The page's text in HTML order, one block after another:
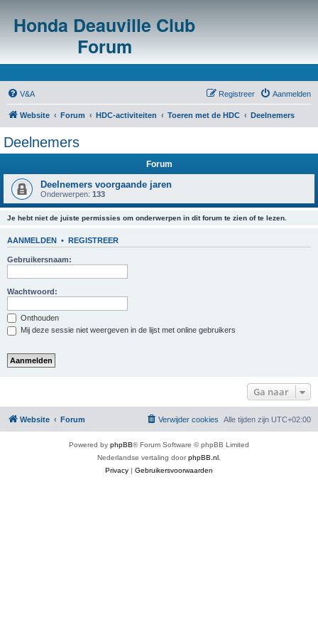
Honda Deauville Club
Forum
V&A Aanmelden
Registreer
Website Forum HDC-activiteiten Toeren met de HDC Deelnemers
Deelnemers
Forum
Deelnemers voorgaande jaren
Onderwerpen: 133
Je hebt niet de juiste permissies om onderwerpen in dit forum te zien of te lezen.
AANMELDEN • REGISTREER
Gebruikersnaam:
Wachtwoord:
Onthouden
Mij deze sessie niet weergeven in de lijst met online gebruikers
Ga naar
Website Forum Alle tijden zijn UTC+02:00
Verwijder cookies
Powered by phpBB® Forum Software © phpBB Limited
Nederlandse vertaling doorphpBB.nl
Privacy | Gebruikersvoorwaarden